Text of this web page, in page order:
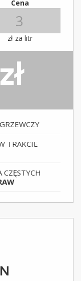
Cena
zł za litr
TRAKCIE
CZĘSTYCH